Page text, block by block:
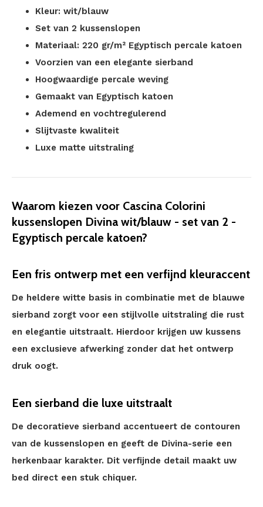
Kleur: wit/blauw
Set van 2 kussenslopen
Materiaal: 220 gr/m² Egyptisch percale katoen
Voorzien van een elegante sierband
Hoogwaardige percale weving
Gemaakt van Egyptisch katoen
Ademend en vochtregulerend
Slijtvaste kwaliteit
Luxe matte uitstraling
Waarom kiezen voor Cascina Colorini
kussenslopen Divina wit/blauw - set van 2 -
Egyptisch percale katoen?
Een fris ontwerp met een verfijnd kleuraccent
De heldere witte basis in combinatie met de blauwe
sierband zorgt voor een stijlvolle uitstraling die rust
en elegantie uitstraalt. Hierdoor krijgen uw kussens
een exclusieve afwerking zonder dat het ontwerp
druk oogt.
Een sierband die luxe uitstraalt
De decoratieve sierband accentueert de contouren
van de kussenslopen en geeft de Divina-serie een
herkenbaar karakter. Dit verfijnde detail maakt uw
bed direct een stuk chiquer.